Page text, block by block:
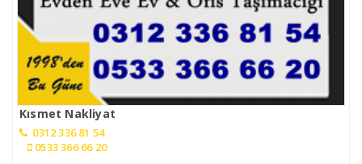
Kısmet Nakliyat
0312 336 81 54
0533 366 66 20